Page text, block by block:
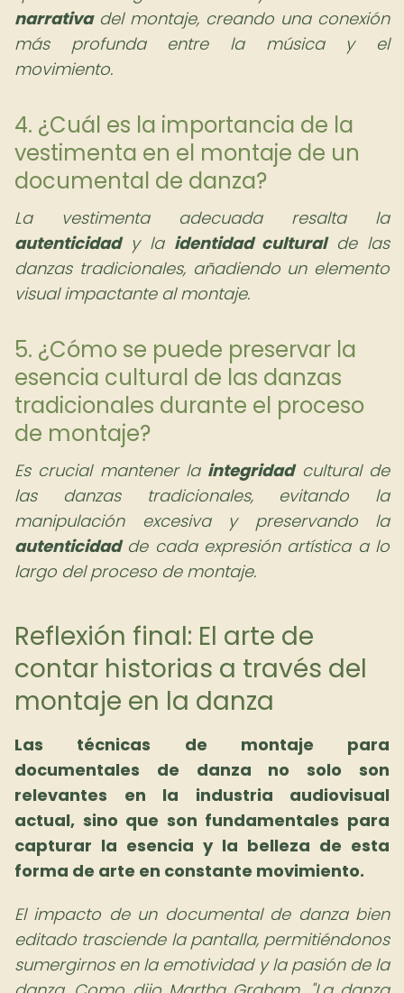
narrativadel montaje, creando una conexión
más profunda entre la música y el
movimiento.
4. ¿Cuál es la importancia de la
vestimenta en el montaje de un
documental de danza?
La vestimenta adecuada resalta la
autenticidady la identidad culturalde las
danzas tradicionales, añadiendo un elemento
visual impactante al montaje.
5. ¿Cómo se puede preservar la
esencia cultural de las danzas
tradicionales durante el proceso
de montaje?
Es crucial mantener la integridadcultural de
las danzas tradicionales, evitando la
manipulación excesiva y preservando la
autenticidadde cada expresión artística a lo
largo del proceso de montaje.
Reflexión final: El arte de
contar historias a través del
montaje en la danza
Las técnicas de montaje para
documentales de danza no solo son
relevantes en la industria audiovisual
actual, sino que son fundamentales para
capturar la esencia y la belleza de esta
forma de arte en constante movimiento.
El impacto de un documental de danza bien
editado trasciende la pantalla, permitiéndonos
sumergirnos en la emotividad y la pasión de la